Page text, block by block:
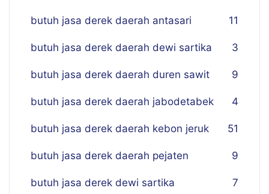
butuh jasa derek daerah antasari 11
butuh jasa derek daerah dewi sartika 3
butuh jasa derek daerah duren sawit 9
butuh jasa derek daerah jabodetabek 4
butuh jasa derek daerah kebon jeruk 51
butuh jasa derek daerah pejaten 9
butuh jasa derek dewi sartika 7